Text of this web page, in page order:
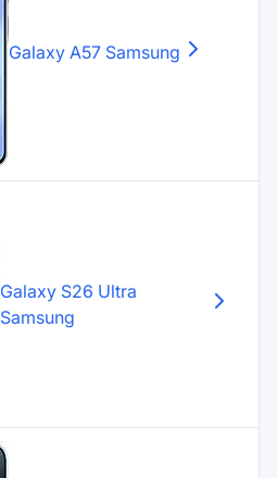
Galaxy A57 Samsung
Galaxy S26 Ultra
Samsung